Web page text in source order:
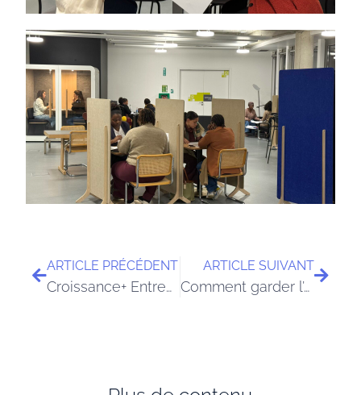
ARTICLE PRÉCÉDENT
Croissance+ Entrepren’HER – bootcamp leadership au féminin
ARTICLE SUIVANT
Comment garder l’attention de son public sur un événement hybride ?